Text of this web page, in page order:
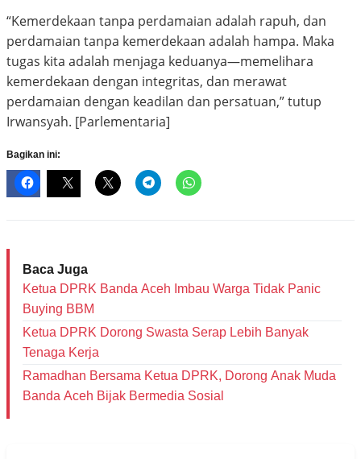
“Kemerdekaan tanpa perdamaian adalah rapuh, dan
perdamaian tanpa kemerdekaan adalah hampa. Maka
tugas kita adalah menjaga keduanya—memelihara
kemerdekaan dengan integritas, dan merawat
perdamaian dengan keadilan dan persatuan,” tutup
Irwansyah. [Parlementaria]
Bagikan ini:
Baca Juga
Ketua DPRK Banda Aceh Imbau Warga Tidak Panic
Buying BBM
Ketua DPRK Dorong Swasta Serap Lebih Banyak
Tenaga Kerja
Ramadhan Bersama Ketua DPRK, Dorong Anak Muda
Banda Aceh Bijak Bermedia Sosial